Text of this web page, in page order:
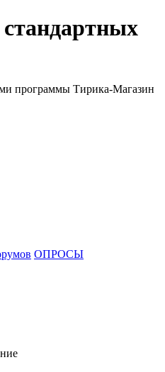
программы Тирика-Магазин
ОПРОСЫ